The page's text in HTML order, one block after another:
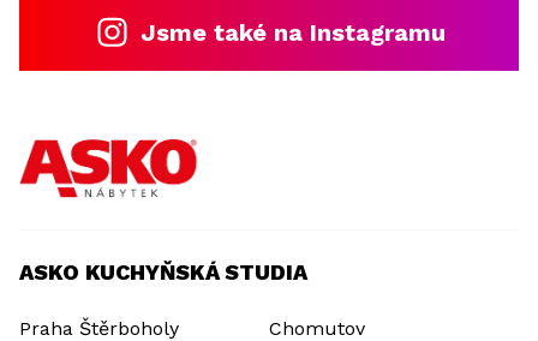
Jsme také na Instagramu
ASKO KUCHYŇSKÁ STUDIA
Praha Štěrboholy
Chomutov